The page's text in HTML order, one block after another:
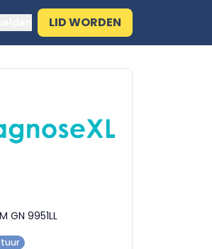
LID WORDEN
GN 9951LL